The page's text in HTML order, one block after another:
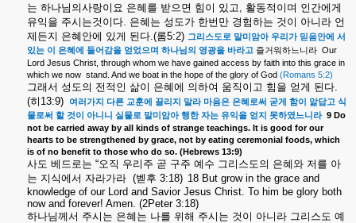
는 하나님의사랑이요 은혜를 받으면 힘이 있고 활동적이며 인간에게
유익을 주시는것이다 은혜는 성도가 한번만 경험하는 것이 아니라 언
제든지 은혜안에 있게 된다 .(롬5:2) 그리스도로 말미암아 우리가 믿음안에
서
있는 이 은혜에 들어감을 얻었으며 하나님의 영광을 바라고 즐거워하느니라 Our
Lord Jesus Christ, through whom we have gained access by faith into this grace in
which we now stand. And we boat in the hope of the glory of God (Romans 5:2)
그래서 성도의 전적인 삶이 은혜에 의하여 움직이고 힘을 얻게 된다
(히 13:9)
여러가지 다른 교훈에 끌리지 말라 마음은 은혜로써 굳게 함이 앎답고 식
물로써 할 것이 아니니 실물로 말미암아 행한 자는 유익을 얻지 못하였느니라 9 Do
not be carried away by all kinds of strange teachings. It is good for our
hearts to be strengthened by grace, not by eating ceremonial foods, which
is of no benefit to those who do so. (Hebrews 13:9)
사도 베드로는 “오직 우리주 곧 구주 예수 그리스도의 은혜와 저를 아
는 지식에서 자라가라 (벧후 3:18) 18 But grow in the grace and
knowledge of our Lord and Savior Jesus Christ. To him be glory both
now and forever! Amen. (2Peter 3:18)
하나님께서 주시는 은혜는 나를 위해 주시는 것이 아니라 그리스도 예